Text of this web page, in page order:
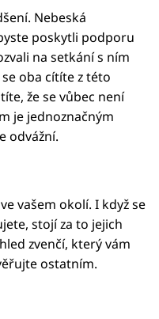
Nebeská
poskytli podporu
na setkání s ním
oba cítíte z této
že se vůbec není
je jednoznačným
odvážní.
vašem okolí. I když se
stojí za to jejich
zvenčí, který vám
ostatním.